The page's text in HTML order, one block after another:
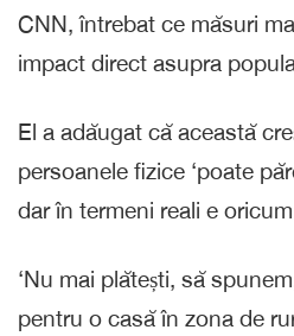
CNN, întrebat ce măsuri
impact direct asupra
El a adăugat că această
persoanele fizice ‘poate
dar în termeni reali e oricum
‘Nu mai plătești, să
pentru o casă în zona de